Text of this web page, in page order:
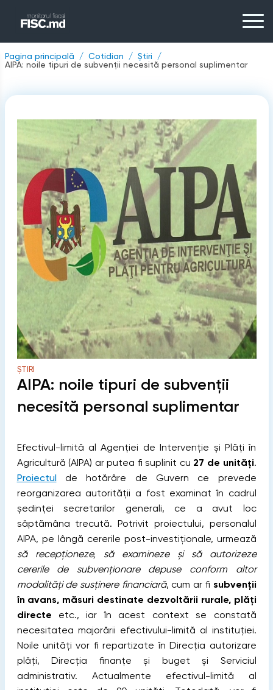
Pagina principală Cotidian
Știri
AIPA: noile tipuri de subvenții necesită personal suplimentar
ȘTIRI
AIPA: noile tipuri de subvenții
necesită personal suplimentar
Efectivul-limită al Agenției de Intervenție și Plăți în
Agricultură (AIPA) ar putea fi suplinit cu 27 de unități.
Proiectulde hotărâre de Guvern ce prevede
reorganizarea autorității a fost examinat în cadrul
ședinței secretarilor generali, ce a avut loc
săptămâna trecută. Potrivit proiectului, personalul
AIPA, pe lângă cererile post-investiționale, urmează
să recepționeze, să examineze și să autorizeze
cererile de subvenționare depuse conform altor
modalități de susținere financiară, cum ar fi subvenții
în avans, măsuri destinate dezvoltării rurale, plăți
directe etc., iar în acest context se constată
necesitatea majorării efectivului-limită al instituției.
Noile unități vor fi repartizate în Direcția autorizare
plăți, Direcția finanțe și buget și Serviciul
administrativ. Actualmente efectivul-limită al